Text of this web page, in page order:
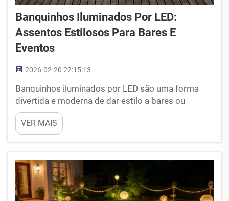
Banquinhos Iluminados Por LED:
Assentos Estilosos Para Bares E
Eventos
2026-02-20 22:15:13
Banquinhos iluminados por LED são uma forma
divertida e moderna de dar estilo a bares ou
eventos. Esses banquinhos possuem luzes
internas e podem mudar de cor para criar
diferentes ambientes. Imagine-se sentado em um
enquanto toma uma bebida com os amigos...
VER MAIS